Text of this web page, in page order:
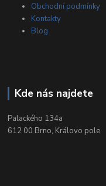
Obchodní podmínky
Kontakty
Blog
Kde nás najdete
Palackého 134a
612 00 Brno, Královo pole